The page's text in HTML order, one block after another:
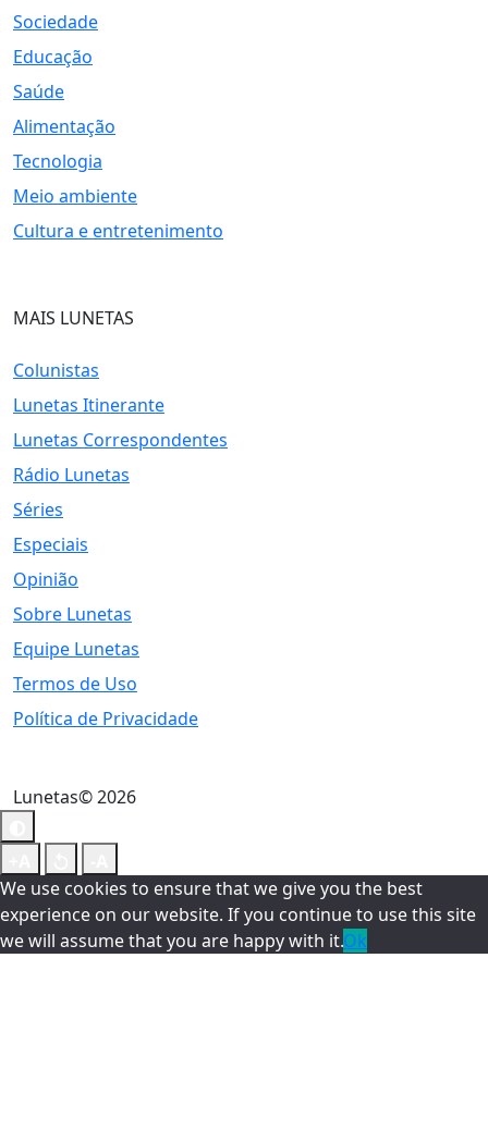
Sociedade
Educação
Saúde
Alimentação
Tecnologia
Meio ambiente
Cultura e entretenimento
MAIS LUNETAS
Colunistas
Lunetas Itinerante
Lunetas Correspondentes
Rádio Lunetas
Séries
Especiais
Opinião
Sobre Lunetas
Equipe Lunetas
Termos de Uso
Política de Privacidade
Lunetas© 2026
We use cookies to ensure that we give you the best
experience on our website. If you continue to use this site
we will assume that you are happy with it.Ok